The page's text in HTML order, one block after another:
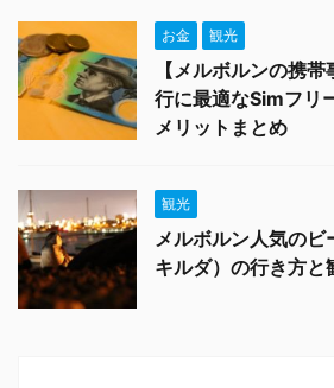
お金 観光
【メルボルンの携
行に最適なSimフリ
メリットまとめ
観光
メルボルン人気の
キルダ）の行き方